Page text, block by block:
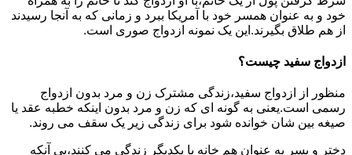
خود و به عنوان همسر خود با آمریکا ببرد و زمانی که به آنجا رسیدند
از هم طلاق بگیرند.این یک نمونه ازدواج صوری است.
ازدواج سفید چیست؟
منظور از ازدواج سفید،زندگی مشترک زن و مرد بدون ازدواج
رسمی است.یعنی به گونه ای که زن و مرد بدون اینکه خطبه عقد یا
صیغه بین شان خوانده شود برای زندگی زیر یک سقف می روند.
دختر و پسر به عنوان هم خانه با یکدیگر زندگی می کنند،بی آنکه